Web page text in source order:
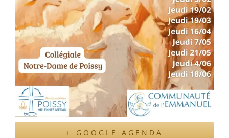
+ GOOGLE AGENDA